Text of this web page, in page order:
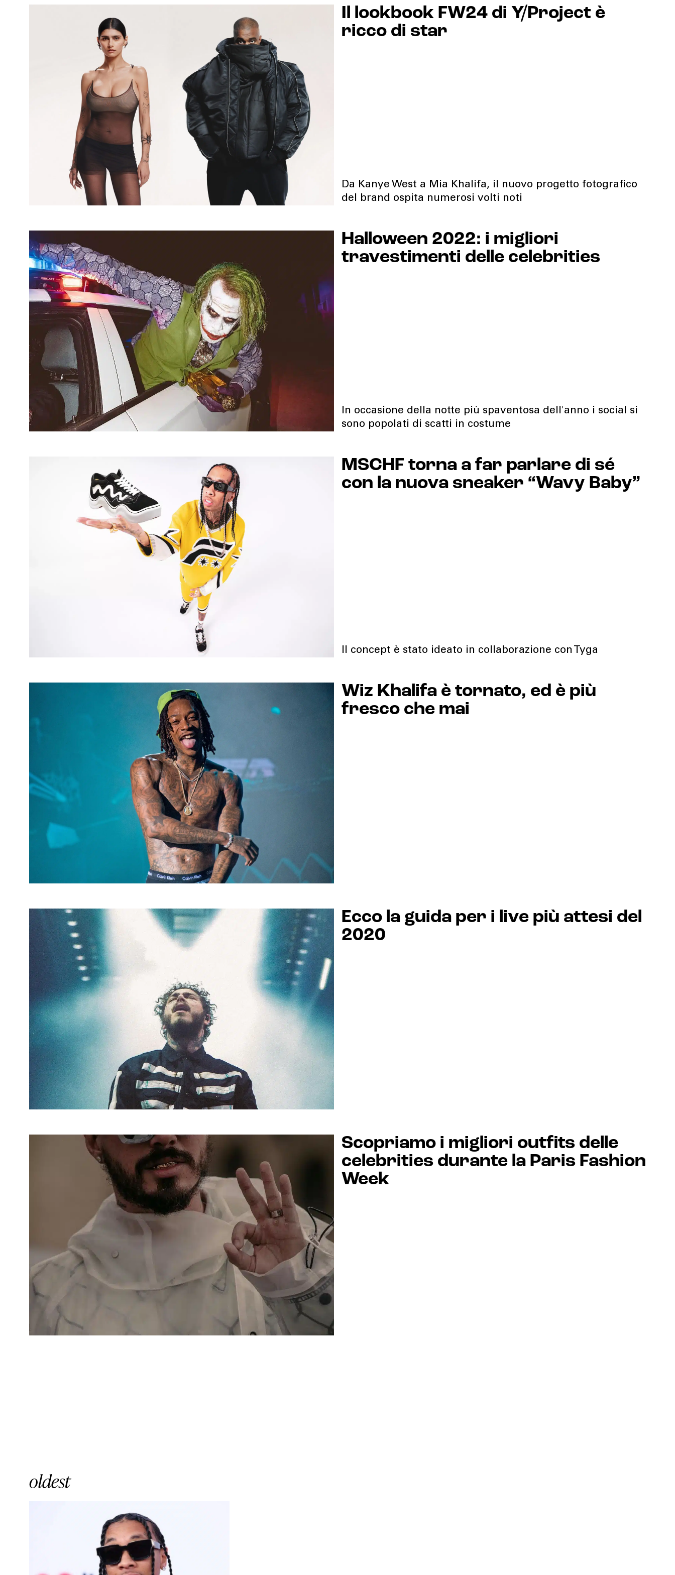
Il lookbook FW24 di Y/Project è
ricco di star
Da Kanye West a Mia Khalifa, il nuovo progetto fotografico
del brand ospita numerosi volti noti
Halloween 2022: i migliori
travestimenti delle celebrities
In occasione della notte più spaventosa dell'anno i social si
sono popolati di scatti in costume
MSCHF torna a far parlare di sé
con la nuova sneaker “Wavy Baby”
Il concept è stato ideato in collaborazione con Tyga
Wiz Khalifa è tornato, ed è più
fresco che mai
Ecco la guida per i live più attesi del
2020
Scopriamo i migliori outfits delle
celebrities durante la Paris Fashion
Week
oldest